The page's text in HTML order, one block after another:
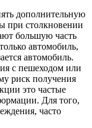
дополнительную
при столкновении
большую часть
автомобиль,
автомобиль.
с пешеходом или
риск получения
это частые
Для того,
часто